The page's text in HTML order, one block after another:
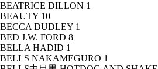
BEATRICE DILLON 1
BEAUTY 10
BECCA DUDLEY 1
BED J.W. FORD 8
BELLA HADID 1
BELLS NAKAMEGURO 1